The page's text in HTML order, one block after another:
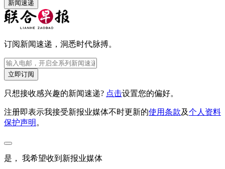
新闻速递
订阅新闻速递，洞悉时代脉搏。
立即订阅
只想接收感兴趣的新闻速递? 点击设置您的偏好。
注册即表示我接受新报业媒体不时更新的使用条款及个人资料
保护声明 。
是， 我希望收到新报业媒体